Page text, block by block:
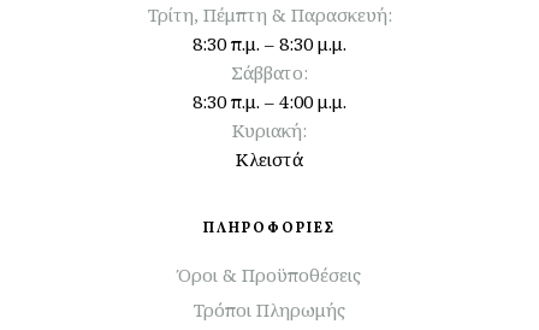
Τρίτη, Πέμπτη & Παρασκευή:
8:30 π.μ. – 8:30 μ.μ.
Σάββατο:
8:30 π.μ. – 4:00 μ.μ.
Κυριακή:
Κλειστά
ΠΛΗΡΟΦΟΡΙΕΣ
Όροι & Προϋποθέσεις
Τρόποι Πληρωμής